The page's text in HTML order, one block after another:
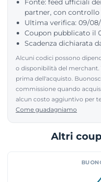
Fonte: feed ufficiali
partner, con controllo
Ultima verifica: 09/
Coupon pubblicato il
Scadenza dichiarata
Alcuni codici possono
o disponibilità del merchant.
prima dell'acquisto.
commissione quando
alcun costo aggiuntivo per
Come guadagniamo
Altri